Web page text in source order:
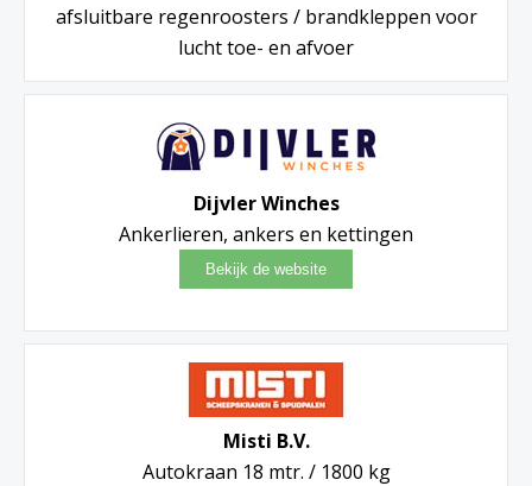
afsluitbare regenroosters / brandkleppen voor
lucht toe- en afvoer
Dijvler Winches
Ankerlieren, ankers en kettingen
Misti B.V.
Autokraan 18 mtr. / 1800 kg